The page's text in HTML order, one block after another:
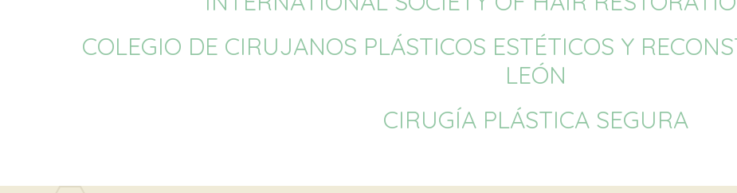
COLEGIO DE CIRUJANOS PLÁSTICOS ESTÉTICOS Y
LEÓN
CIRUGÍA PLÁSTICA SEGURA